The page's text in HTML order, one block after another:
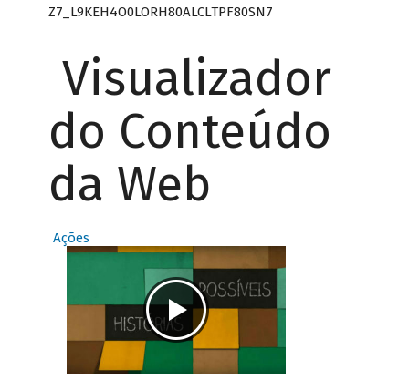
Z7_L9KEH4O0LORH80ALCLTPF80SN7
Visualizador
do Conteúdo
da Web
Ações